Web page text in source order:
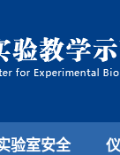
验室安全